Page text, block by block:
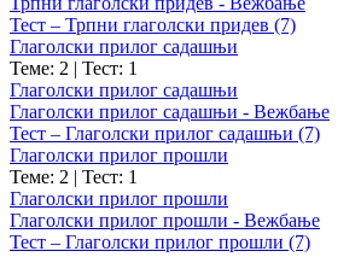
Тест – Трпни глаголски придев (7)
Глаголски прилог садашњи
Теме: 2 | Тест: 1
Глаголски прилог садашњи
Глаголски прилог садашњи - Вежбање
Тест – Глаголски прилог садашњи (7)
Глаголски прилог прошли
Теме: 2 | Тест: 1
Глаголски прилог прошли
Глаголски прилог прошли - Вежбање
Тест – Глаголски прилог прошли (7)